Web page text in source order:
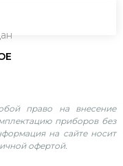
право на внесение
приборов без
на сайте носит
офертой.